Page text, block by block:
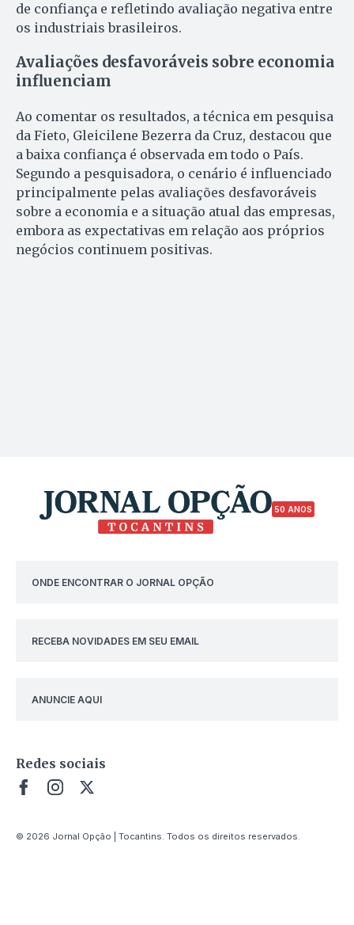
de confiança e refletindo avaliação negativa entre
os industriais brasileiros.
Avaliações desfavoráveis sobre economia
influenciam
Ao comentar os resultados, a técnica em pesquisa
da Fieto, Gleicilene Bezerra da Cruz, destacou que
a baixa confiança é observada em todo o País.
Segundo a pesquisadora, o cenário é influenciado
principalmente pelas avaliações desfavoráveis
sobre a economia e a situação atual das empresas,
embora as expectativas em relação aos próprios
negócios continuem positivas.
50 ANOS
ONDE ENCONTRAR O JORNAL OPÇÃO
RECEBA NOVIDADES EM SEU EMAIL
ANUNCIE AQUI
Redes sociais
© 2026 Jornal Opção | Tocantins. Todos os direitos reservados.